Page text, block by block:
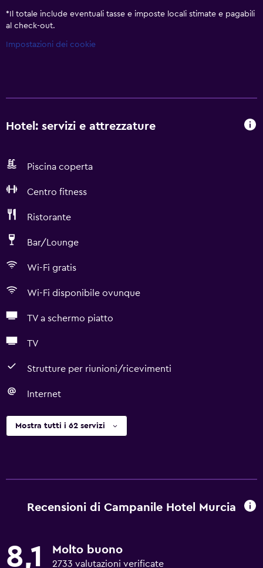
* Il totale include eventuali tasse e imposte locali stimate e pagabili
al check-out.
Impostazioni dei cookie
Hotel: servizi e attrezzature
Piscina coperta
Centro fitness
Ristorante
Bar/Lounge
Wi-Fi gratis
Wi-Fi disponibile ovunque
TV a schermo piatto
TV
Strutture per riunioni/ricevimenti
Internet
Mostra tutti i 62 servizi
Recensioni di Campanile Hotel Murcia
8,1 Molto buono
2733 valutazioni verificate